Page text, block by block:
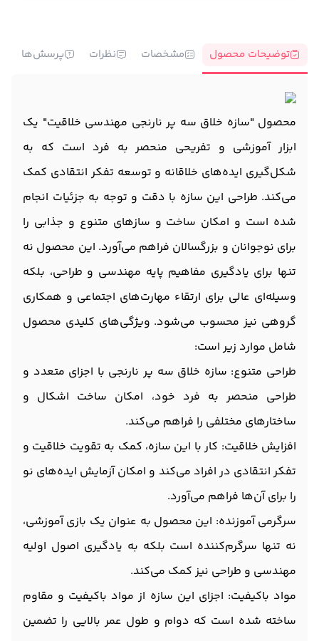
توضیحات محصول مشخصات نظرات پرسش‌ها
محصول "سازه خلاق سه پر نارنجی مهندسی خلاقیت" یک
ابزار آموزشی و تفریحی منحصر به فرد است که به
شکل‌گیری ایده‌های خلاقانه و توسعه تفکر انتقادی کمک
می‌کند. طراحی این سازه با دقت و توجه به جزئیات انجام
شده است و امکان ساخت و سازهای متنوع و جذابی را
برای نوجوانان و بزرگسالان فراهم می‌آورد. این محصول نه
تنها برای یادگیری مفاهیم پایه مهندسی و طراحی، بلکه
وسیله‌ای عالی برای ارتقاء مهارت‌های اجتماعی و همکاری
گروهی نیز محسوب می‌شود. ویژگی‌های کلیدی محصول
شامل موارد زیر است:
طراحی متنوع: سازه خلاق سه پر نارنجی با اجزای متعدد و
طراحی منحصر به فرد خود، امکان ساخت اشکال و
ساختارهای مختلفی را فراهم می‌کند.
افزایش خلاقیت: کار با این سازه، کمک به تقویت خلاقیت و
تفکر انتقادی در افراد می‌کند و امکان آزمایش ایده‌های نو
را برای آن‌ها فراهم می‌آورد.
سرگرمی آموزنده: این محصول به عنوان یک بازی آموزشی،
نه تنها سرگرم‌کننده است بلکه به یادگیری اصول اولیه
مهندسی و طراحی نیز کمک می‌کند.
مواد باکیفیت: اجزای این سازه از مواد باکیفیت و مقاوم
ساخته شده است که دوام و طول عمر بالایی را تضمین